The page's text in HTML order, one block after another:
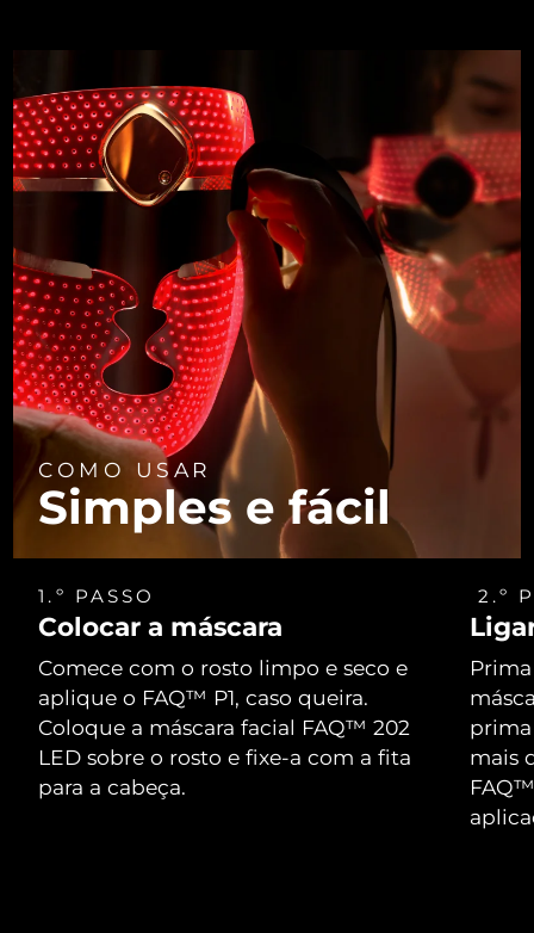
COMO USAR
Simples e fácil
1.º PASSO
Colocar a máscara
Comece com o rosto limpo e seco e
aplique o FAQ™ P1, caso queira.
Coloque a máscara facial FAQ™ 202
LED sobre o rosto e fixe-a com a fita
para a cabeça.
2.º
mais